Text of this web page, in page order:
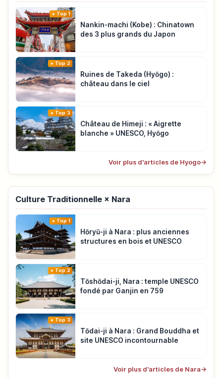
Top 1
Nankin-machi (Kobe) : Chinatown
des 3 plus grands du Japon
Top 2
Ruines de Takeda (Hyōgo) :
château dans le ciel
Top 3
Château de Himeji : « Aigrette
blanche » UNESCO, Hyōgo
Voir plus d'articles de Hyogo→
Culture Traditionnelle × Nara
Top 1
Hōryū-ji à Nara : plus anciennes
structures en bois et UNESCO
Top 2
Tōshōdai-ji, Nara : temple UNESCO
fondé par Ganjin en 759
Top 3
Tōdai-ji à Nara : Grand Bouddha et
site UNESCO incontournable
Voir plus d'articles de Nara→